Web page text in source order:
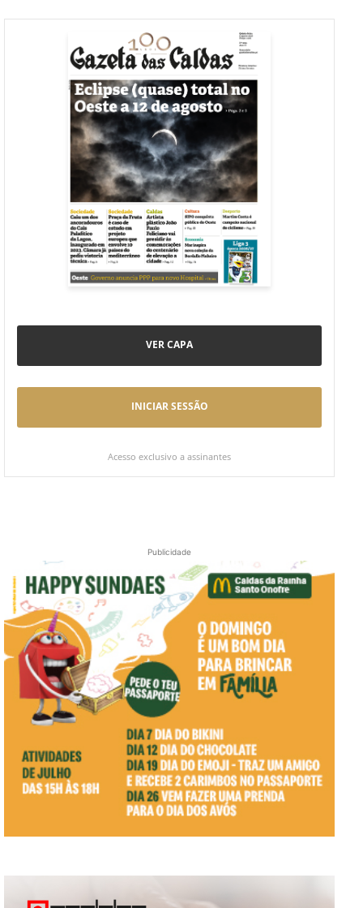
VER CAPA
INICIAR SESSÃO
Acesso exclusivo a assinantes
Publicidade